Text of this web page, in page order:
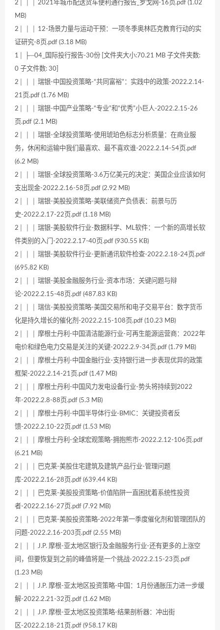
2│ │ │ 2021年城市配送货车便利通行报告_罗戈网-16页.pdf (1.02
MB)
2│ │ │ 12-场景力量与运动干预：一项冬季奥林匹克教育行动的实
证研究-8页.pdf (3.18 MB)
1│ ├─04_国际投行报告-30份 [文件夹大小:70.21 MB 子文件夹数:
0 子文件数: 30]
2│ │ │ 瑞银-中国投资策略-“共同富裕”：实践中的政策-2022.2.14-
21页.pdf (1.76 MB)
2│ │ │ 瑞银-中国产业策略-“专业”和“优秀”小巨人-2022.2.15-26
页.pdf (2.1 MB)
2│ │ │ 瑞银-全球投资策略-使用琥珀色标志分析质量：在商业服
务，休闲和运输中我们最喜欢、最不喜欢谁-2022.2.14-54页.pdf
(6.2 MB)
2│ │ │ 瑞银-全球投资策略-3.6万亿美元的决定：美国企业应该如何
支出现金-2022.2.16-58页.pdf (2.92 MB)
2│ │ │ 瑞银-美股投资策略-美联储资产负债表：前景与历
史-2022.2.17-22页.pdf (1.18 MB)
2│ │ │ 瑞银-美股软件行业-数据科学、ML软件：一个新的高增长软
件类别的入门-2022.2.17-40页.pdf (930.55 KB)
2│ │ │ 瑞银-美股软件行业-更新通讯软件检查-2022.2.18-24页.pdf
(695.82 KB)
2│ │ │ 瑞银-美股金融服务行业-资本市场：关键问题与辩
论-2022.2.15-48页.pdf (487.83 KB)
2│ │ │ 瑞信-美股投资策略-美国交易所和电子交易平台：数字货币
化是持久增长的催化剂-2022.2.15-108页.pdf (10.23 MB)
2│ │ │ 摩根士丹利-中国清洁能源行业-可再生能源运营商：2022年
电价和绿色电力交易是关注的关键-2022.2.9-34页.pdf (1.79 MB)
2│ │ │ 摩根士丹利-中国金融行业-支持银行进一步表现优异的政策
框架-2022.2.14-21页.pdf (1.47 MB)
2│ │ │ 摩根士丹利-中国风力发电设备行业-势头将持续到2022
年-2022.2.8-88页.pdf (5.3 MB)
2│ │ │ 摩根士丹利-中国半导体行业-BMIC：关键投资者反
馈-2022.2.10-22页.pdf (1.53 MB)
2│ │ │ 摩根士丹利-全球宏观策略-拥抱熊市-2022.2.12-106页.pdf
(6.21 MB)
2│ │ │ 巴克莱-美股住宅建筑及建筑产品行业-管理问题
库-2022.2.16-28页.pdf (639.44 KB)
2│ │ │ 巴克莱-美股投资策略-价值陷阱一直困扰着系统性投资
者-2022.2.16-27页.pdf (7.92 MB)
2│ │ │ 巴克莱-美股投资策略-2022年第一季度催化剂和管理团队的
问题-2022.2.16-203页.pdf (2.55 MB)
2│ │ │ J.P. 摩根-亚太地区银行及金融服务行业-还有更多的上涨空
间，但要恢复到之前的峰值将是一个挑战-2022.2.15-23页.pdf
(1.23 MB)
2│ │ │ J.P. 摩根-亚太地区投资策略-中国：1月份通胀压力进一步缓
解-2022.2.21-32页.pdf (1.62 MB)
2│ │ │ J.P. 摩根-亚太地区投资策略-结果剖析器：冲出街
区-2022.2.18-21页.pdf (958.17 KB)